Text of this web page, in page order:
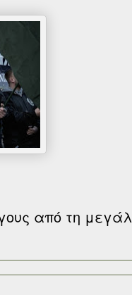
από τη